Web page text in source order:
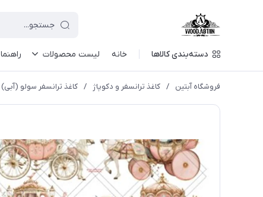
دسته‌بندی کالاها خانه لیست محصولات راهنما
فروشگاه آبتین / كاغذ ترانسفر و دكوپاژ / کاغذ ترانسفر سولو (آبی)